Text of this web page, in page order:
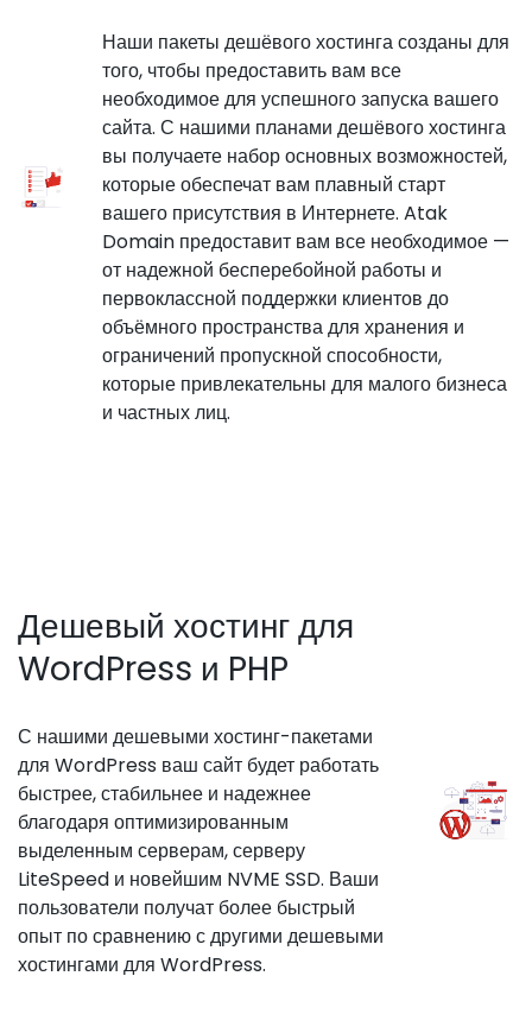
Наши пакеты дешёвого хостинга созданы для
того, чтобы предоставить вам все
необходимое для успешного запуска вашего
сайта. С нашими планами дешёвого хостинга
вы получаете набор основных возможностей,
которые обеспечат вам плавный старт
вашего присутствия в Интернете. Atak
Domain предоставит вам все необходимое —
от надежной бесперебойной работы и
первоклассной поддержки клиентов до
объёмного пространства для хранения и
ограничений пропускной способности,
которые привлекательны для малого бизнеса
и частных лиц.
Дешевый хостинг для
WordPress и PHP
С нашими дешевыми хостинг-пакетами
для WordPress ваш сайт будет работать
быстрее, стабильнее и надежнее
благодаря оптимизированным
выделенным серверам, серверу
LiteSpeed и новейшим NVME SSD. Ваши
пользователи получат более быстрый
опыт по сравнению с другими дешевыми
хостингами для WordPress.